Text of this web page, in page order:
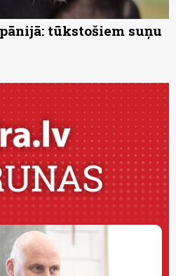
tūkstošiem suņu